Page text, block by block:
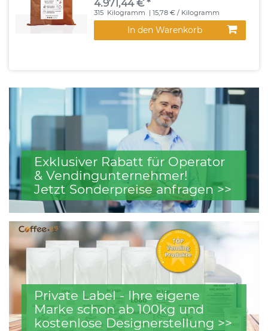
4.971,44 € *
315 Kilogramm | 15,78 € / Kilogramm
In den Warenkorb
Exklusiver Rabatt für Operator
& Vendingunternehmer!
Jetzt Sonderpreise anfragen >>
Private Label - Ihre eigene
Marke schon ab 100kg und
kostenlose Designerstellung >>